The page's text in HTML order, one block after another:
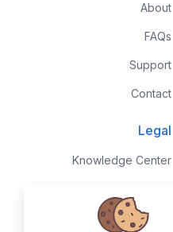
About
FAQs
Support
Contact
Legal
Knowledge Center
Sponsorships